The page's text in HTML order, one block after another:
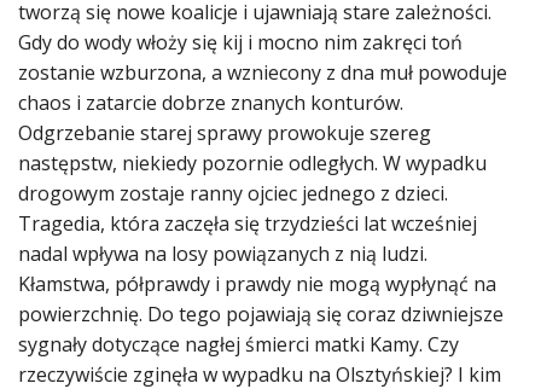
tworzą się nowe koalicje i ujawniają stare zależności.
Gdy do wody włoży się kij i mocno nim zakręci toń
zostanie wzburzona, a wzniecony z dna muł powoduje
chaos i zatarcie dobrze znanych konturów.
Odgrzebanie starej sprawy prowokuje szereg
następstw, niekiedy pozornie odległych. W wypadku
drogowym zostaje ranny ojciec jednego z dzieci.
Tragedia, która zaczęła się trzydzieści lat wcześniej
nadal wpływa na losy powiązanych z nią ludzi.
Kłamstwa, półprawdy i prawdy nie mogą wypłynąć na
powierzchnię. Do tego pojawiają się coraz dziwniejsze
sygnały dotyczące nagłej śmierci matki Kamy. Czy
rzeczywiście zginęła w wypadku na Olsztyńskiej? I kim